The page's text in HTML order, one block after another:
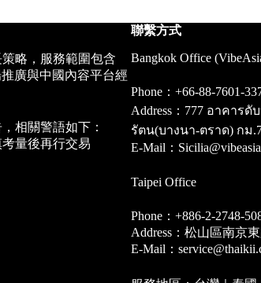
略，服務範圍包含
廣與中國內容平台經
相關警語如下：
量後再行交易
聯繫方式
Bangkok Office
Phone：+66-88-7601-
Address：777 อาคาร
รัตน(บางนา-ตราด) กม
E-Mail：
Taipei Office
Phone：+886-2-2748-
Address：松山區南京
E-Mail：